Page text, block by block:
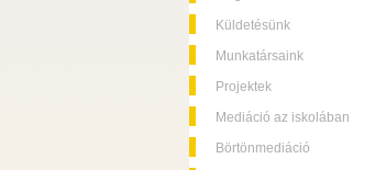
Küldetésünk
Munkatársaink
Projektek
Mediáció az iskolában
Börtönmediáció